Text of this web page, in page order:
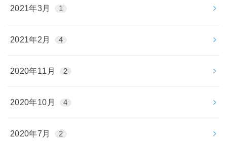
2021年3月 1
2021年2月 4
2020年11月 2
2020年10月 4
2020年7月 2